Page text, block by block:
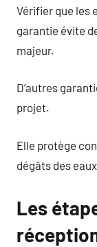
Vérifier que les
garantie évite
majeur.
D’autres
projet.
Elle protège
dégâts des
Les